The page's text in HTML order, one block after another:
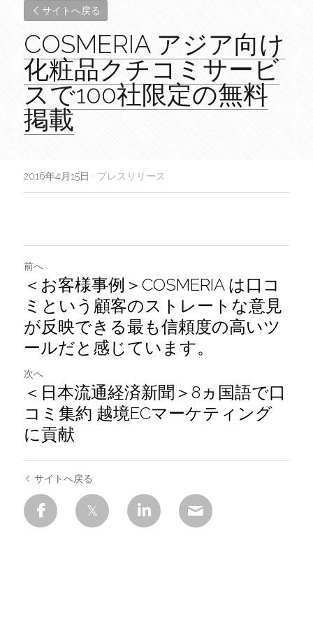
サイトへ戻る
COSMERIA アジア向け
化粧品クチコミサービ
スで100社限定の無料
掲載
2016年4月15日 · プレスリリース
前へ
＜お客様事例＞COSMERIA は口コ
ミという顧客のストレートな意見
が反映できる最も信頼度の高いツ
ールだと感じています。
次へ
＜日本流通経済新聞＞8ヵ国語で口
コミ集約 越境ECマーケティング
に貢献
サイトへ戻る